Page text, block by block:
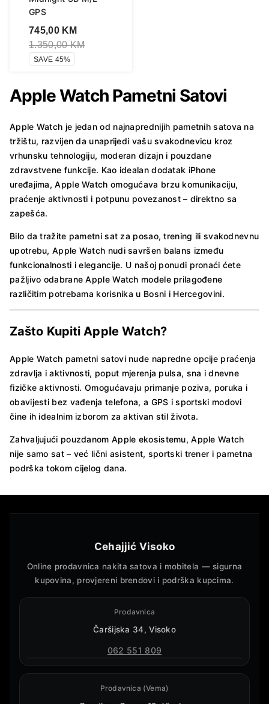
GPS
745,00 KM
1.350,00KM
SAVE 45%
Apple Watch Pametni Satovi
Apple Watch je jedan od najnaprednijih pametnih satova na
tržištu, razvijen da unaprijedi vašu svakodnevicu kroz
vrhunsku tehnologiju, moderan dizajn i pouzdane
zdravstvene funkcije. Kao idealan dodatak iPhone
uređajima, Apple Watch omogućava brzu komunikaciju,
praćenje aktivnosti i potpunu povezanost – direktno sa
zapešća.
Bilo da tražite pametni sat za posao, trening ili svakodnevnu
upotrebu, Apple Watch nudi savršen balans između
funkcionalnosti i elegancije. U našoj ponudi pronaći ćete
pažljivo odabrane Apple Watch modele prilagođene
različitim potrebama korisnika u Bosni i Hercegovini.
Zašto Kupiti Apple Watch?
Apple Watch pametni satovi nude napredne opcije praćenja
zdravlja i aktivnosti, poput mjerenja pulsa, sna i dnevne
fizičke aktivnosti. Omogućavaju primanje poziva, poruka i
obavijesti bez vađenja telefona, a GPS i sportski modovi
čine ih idealnim izborom za aktivan stil života.
Zahvaljujući pouzdanom Apple ekosistemu, Apple Watch
nije samo sat – već lični asistent, sportski trener i pametna
podrška tokom cijelog dana.
Cehajjić Visoko
Online prodavnica nakita satova i mobitela — sigurna
kupovina, provjereni brendovi i podrška kupcima.
Prodavnica
Čaršijska 34, Visoko
062 551 809
Prodavnica (Vema)